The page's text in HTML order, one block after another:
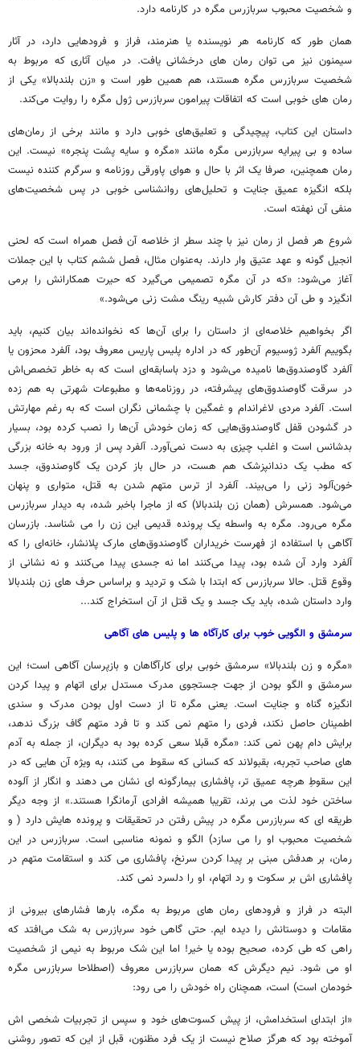
و شخصیت محبوب سربازرس مگره در کارنامه دارد.
همان طور که کارنامه هر نویسنده یا هنرمند، فراز و فرودهایی دارد، در آثار
سیمنون نیز می توان رمان های درخشانی یافت. در میان آثاری که مربوط به
شخصیت سربازرس مگره هستند، هم همین طور است و «زن بلندبالا» یکی از
رمان های خوبی است که اتفاقات پیرامون سربازرس ژول مگره را روایت می‌کند.
داستان این کتاب، پیچیدگی و تعلیق‌های خوبی دارد و مانند برخی از رمان‌های
ساده و بی پیرایه سربازرس مگره مانند «مگره و سایه پشت پنجره» نیست. این
رمان همچنین، صرفا یک اثر با حال و هوای پاورقی روزنامه و سرگرم کننده نیست
بلکه انگیزه عمیق جنایت و تحلیل‌های روانشناسی خوبی در پس شخصیت‌های
منفی آن نهفته است.
شروع هر فصل از رمان نیز با چند سطر از خلاصه آن فصل همراه است که لحنی
انجیل گونه و عهد عتیق وار دارند. به‌عنوان مثال، فصل ششم کتاب با این جملات
آغاز می‌شود: «که در آن مگره تصمیمی می‌گیرد که حیرت همکارانش را برمی
انگیزد و طی آن دفتر کارش شبیه رینگ مشت زنی می‌شود.»
اگر بخواهیم خلاصه‌ای از داستان را برای آن‌ها که نخوانده‌اند بیان کنیم، باید
بگوییم آلفرد ژوسیوم آن‌طور که در اداره پلیس پاریس معروف بود، آلفرد محزون یا
آلفرد گاوصندوق‌ها نامیده می‌‌شود و دزد باسابقه‌ای است که به خاطر تخصص‌اش
در سرقت گاوصندوق‌های پیشرفته، در روزنامه‌ها و مطبوعات شهرتی به هم زده
است. آلفرد مردی لاغراندام و غمگین با چشمانی نگران است که به رغم مهارتش
در گشودن قفل گاوصندوق‌هایی که زمان خودش آن‌ها را نصب کرده بود، بسیار
بدشانس است و اغلب چیزی به دست نمی‌آورد. آلفرد پس از ورود به خانه بزرگی
که مطب یک دندانپزشک هم هست، در حال باز کردن یک گاوصندوق، جسد
خون‌آلود زنی را می‌بیند. آلفرد از ترس متهم شدن به قتل، متواری و پنهان
می‌‌شود. همسرش (همان زن بلندبالا) که از ماجرا باخبر شده، به دیدار سربازرس
مگره می‌رود. مگره به واسطه یک پرونده قدیمی این زن را می شناسد. بازرسان
آگاهی با استفاده از فهرست خریداران گاوصندوق‌های مارک پلانشار، خانه‌ای را که
آلفرد وارد آن شده بود،‌ پیدا می‌کنند اما نه جسدی پیدا می‌کنند و نه نشانی از
وقوع قتل. حالا سربازرس که ابتدا با شک و تردید و براساس حرف های زن بلندبالا
وارد داستان شده، باید یک جسد و یک قتل از آن استخراج کند...
سرمشق و الگویی خوب برای کارآگاه ها و پلیس های آگاهی
«مگره و زن بلندبالا» سرمشق خوبی برای کارآگاهان و بازپرسان آگاهی است؛ این
سرمشق و الگو بودن از جهت جستجوی مدرک مستدل برای اتهام و پیدا کردن
انگیزه گناه و جنایت است. یعنی مگره تا از دست اول بودن مدرک و سندی
اطمینان حاصل نکند، فردی را متهم نمی کند و تا فرد متهم گاف بزرگ ندهد،
برایش دام پهن نمی کند: «مگره قبلا سعی کرده بود به دیگران، از جمله به آدم
های صاحب تجربه، بقبولاند که کسانی که سقوط می کنند، به ویژه آن هایی که در
این سقوطِ هرچه عمیق تر، پافشاری بیمارگونه ای نشان می دهند و انگار از آلوده
ساختن خود لذت می برند، تقریبا همیشه افرادی آرمانگرا هستند.» از وجه دیگر
طریقه ای که سربازرس مگره در پیش رفتن در تحقیقات و پرونده هایش دارد ( و
شخصیت محبوب او را می سازد) الگو و نمونه مناسبی است. سربازرس در این
رمان، بر هدفش مبنی بر پیدا کردن سرنخ، پافشاری می کند و استقامت متهم در
پافشاری اش بر سکوت و رد اتهام، او را دلسرد نمی کند.
البته در فراز و فرودهای رمان های مربوط به مگره، بارها فشارهای بیرونی از
مقامات و دوستانش را دیده ایم. حتی گاهی خود سربازرس به شک می‌افتد که
راهی که طی کرده، صحیح بوده یا خیر! اما این شک مربوط به نیمی از شخصیت
او می شود. نیم دیگرش که همان سربازرس معروف (اصطلاحا سربازرس مگره
خودمان است) است، همچنان راه خودش را می رود:
«از ابتدای استخدامش، از پیش کسوت‌های خود و سپس از تجربیات شخصی اش
آموخته بود که هرگز صلاح نیست از یک فرد مظنون، قبل از این که تصور روشنی